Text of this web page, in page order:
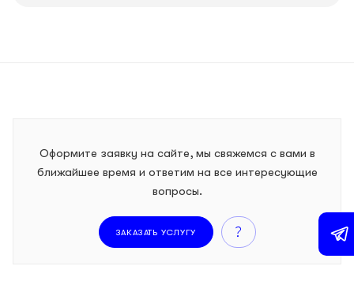
Оформите заявку на сайте, мы свяжемся с вами в
ближайшее время и ответим на все интересующие
вопросы.
ЗАКАЗАТЬ УСЛУГУ